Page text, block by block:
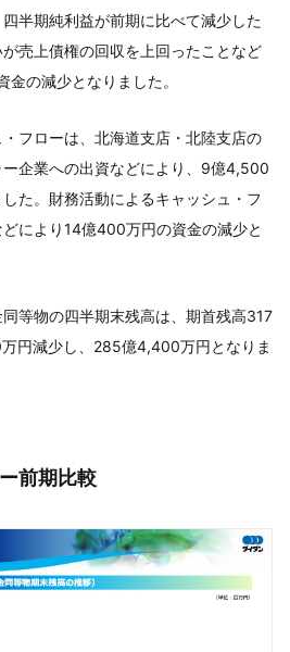
半期純利益が前期に比べて減少した
売上債権の回収を上回ったことなど
の減少となりました。
フローは、北海道支店・北陸支店の
企業への出資などにより、9億4,500
た。財務活動によるキャッシュ・フ
により14億400万円の資金の減少と
等物の四半期末残高は、期首残高317
円減少し、285億4,400万円となりま
前期比較